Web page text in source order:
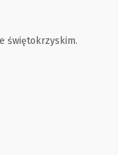
świętokrzyskim.